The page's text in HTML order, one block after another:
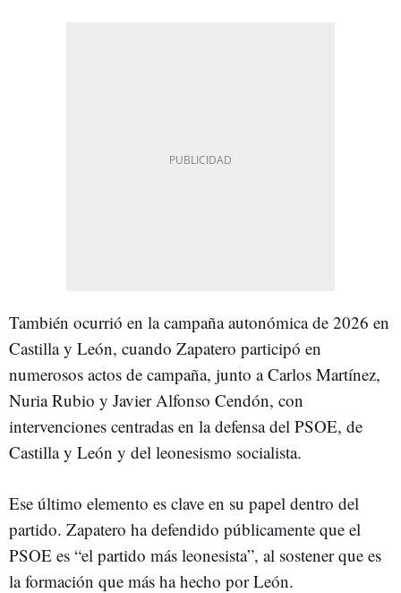
También ocurrió en la campaña autonómica de 2026 en
Castilla y León, cuando Zapatero participó en
numerosos actos de campaña, junto a Carlos Martínez,
Nuria Rubio y Javier Alfonso Cendón, con
intervenciones centradas en la defensa del PSOE, de
Castilla y León y del leonesismo socialista.
Ese último elemento es clave en su papel dentro del
partido. Zapatero ha defendido públicamente que el
PSOE es “el partido más leonesista”, al sostener que es
la formación que más ha hecho por León.